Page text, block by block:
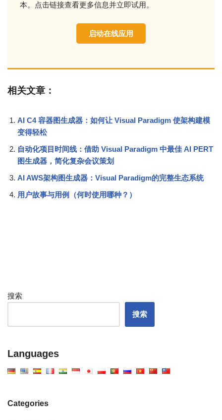
本。点击链接查看更多信息并立即试用。
启动在线应用
相关文章：
AI C4 容器图生成器：如何让 Visual Paradigm 使架构建模
变得轻松
自动化项目时间线：借助 Visual Paradigm 中最佳 AI PERT
图生成器，简化复杂会议策划
AI AWS架构图生成器：Visual Paradigm的完整生态系统
用户故事与用例（何时使用哪种？）
搜索
搜索
Languages
Categories